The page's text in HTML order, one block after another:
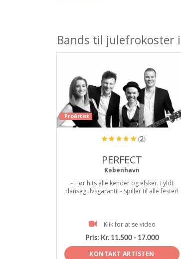
Bands til julefrokoster
ProArtist
(2)
PERFECT
København
- Hør hits alle kender og elsker. Fyldt
dansegulvsgaranti! - Spiller til alle fester!
Klik for at se video
Pris: Kr. 11.500 - 17.000
KONTAKT ARTISTEN